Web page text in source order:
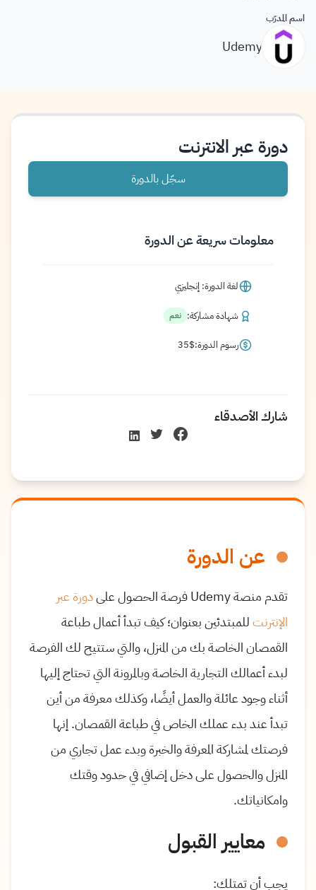
اسم المدرّب
Udemy
عن الدورة
تقدم منصة Udemy فرصة الحصول على
دورة عبر
الإنترنتللمبتدئين بعنوان؛ كيف تبدأ أعمال طباعة
القمصان الخاصة بك من المنزل، والتي ستتيح لك الفرصة
لبدء أعمالك التجارية الخاصة وبالمرونة التي تحتاج إليها
أثناء وجود عائلة والعمل أيضًا، وكذلك معرفة من أين
تبدأ عند بدء عملك الخاص في طباعة القمصان. إنها
فرصتك لمشاركة المعرفة والخبرة وبدء عمل تجاري من
المنزل والحصول على دخل إضافي في حدود وقتك
وامكانياتك.
معايير القبول
يجب أن تمتلك:
دورة عبر الانترنت
سجّل بالدورة
معلومات سريعة عن الدورة
لغة الدورة: إنجليزي
شهادة مشاركة: نعم
رسوم الدورة: 35$
شارك الأصدقاء